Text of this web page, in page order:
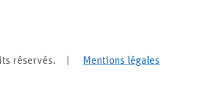
réservés. | Mentions légales